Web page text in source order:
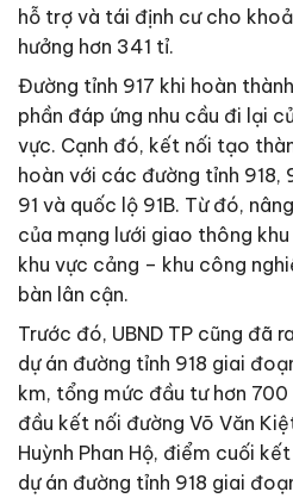
hỗ trợ và tái định cư cho
hưởng hơn 341 tỉ.
Đường tỉnh 917 khi hoàn
phần đáp ứng nhu cầu đi lại
vực. Cạnh đó, kết nối tạo
hoàn với các đường tỉnh
91 và quốc lộ 91B. Từ đó,
của mạng lưới giao thông
khu vực cảng – khu công
bàn lân cận.
Trước đó, UBND TP cũng đã
dự án đường tỉnh 918 giai
km, tổng mức đầu tư hơn
đầu kết nối đường Võ Văn
Huỳnh Phan Hộ, điểm cuối
dự án đường tỉnh 918 giai